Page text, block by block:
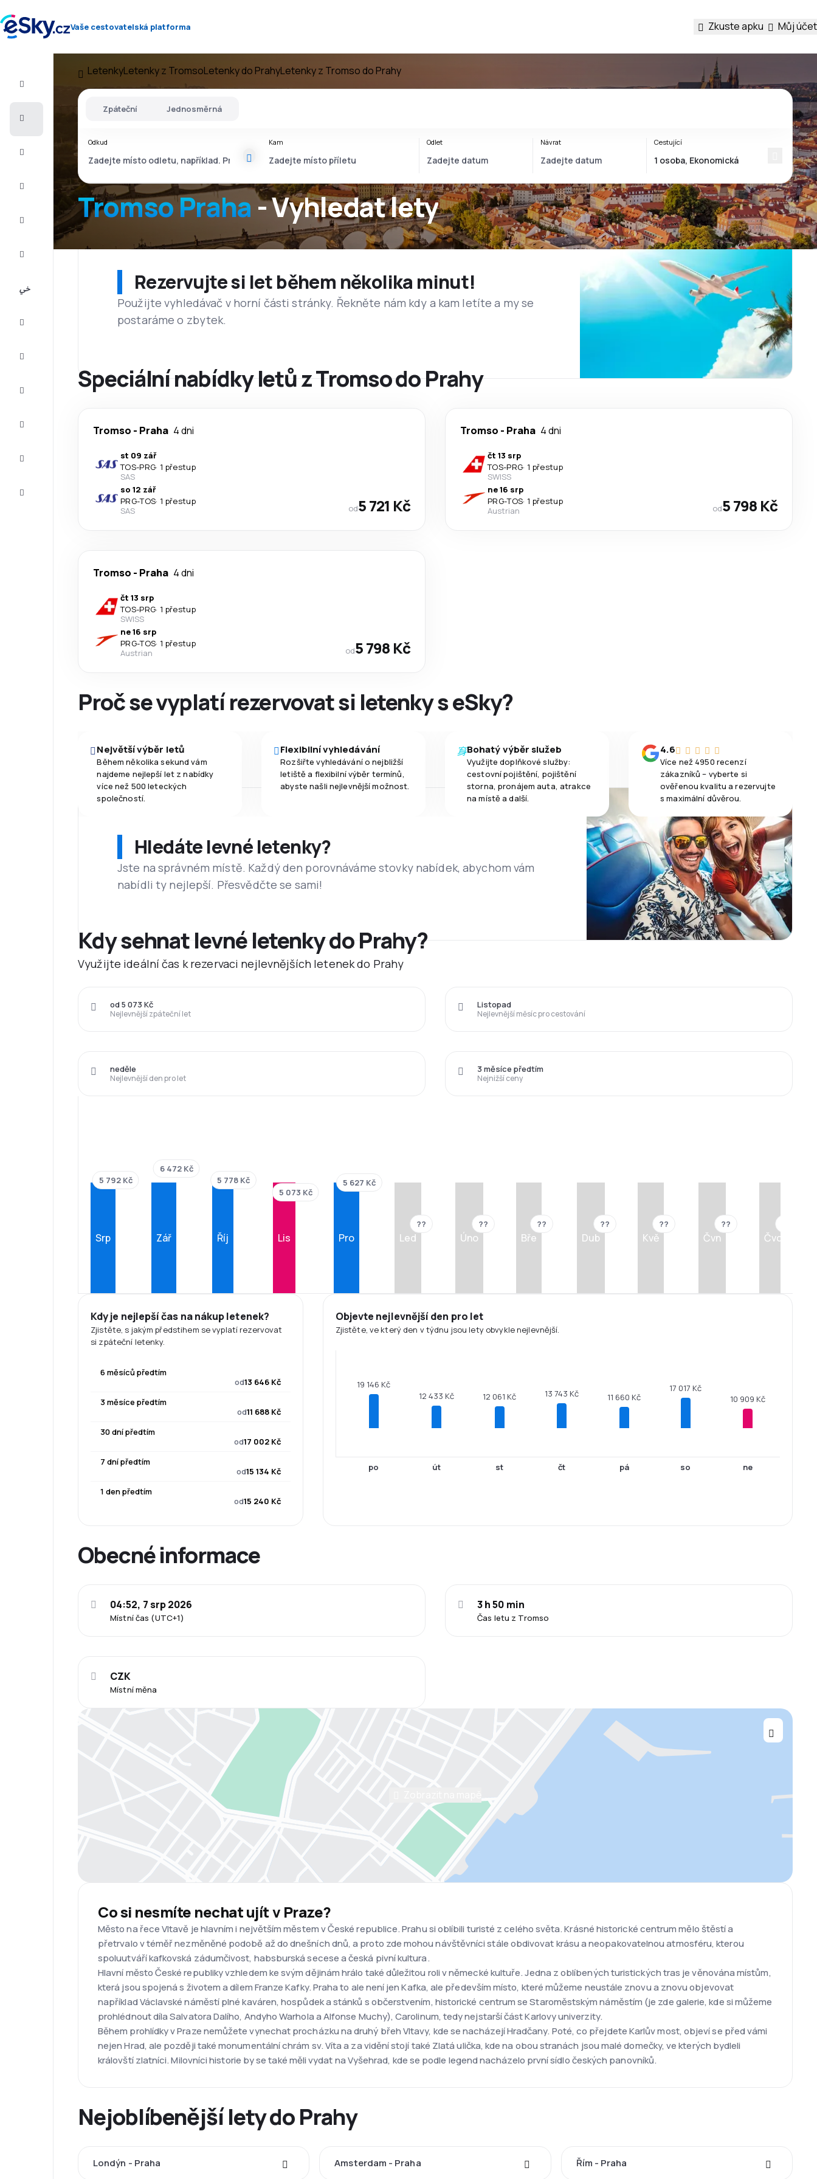
Vaše cestovatelská platforma Zkuste apku Můj účet
2026/27
LetenkyLetenky z TromsoLetenky do PrahyLetenky z Tromso do Prahy
Tromso Praha - Vyhledat lety
Zpáteční Jednosměrná
Odkud Kam Odlet Návrat Cestující
Rezervujte si let během několika minut!
Použijte vyhledávač v horní části stránky. Řekněte nám kdy a kam letíte a my se
postaráme o zbytek.
Speciální nabídky letů z Tromso do Prahy
Tromso - Praha 4 dni
st 09 zář
TOS-PRG· 1 přestup
SAS
so 12 zář
PRG-TOS· 1 přestup
SAS
od5 721 Kč
Tromso - Praha 4 dni
čt 13 srp
TOS-PRG· 1 přestup
SWISS
ne 16 srp
PRG-TOS· 1 přestup
Austrian
od5 798 Kč
Tromso - Praha 4 dni
čt 13 srp
TOS-PRG· 1 přestup
SWISS
ne 16 srp
PRG-TOS· 1 přestup
Austrian
od5 798 Kč
Proč se vyplatí rezervovat si letenky s eSky?
Největší výběr letů
Během několika sekund vám
najdeme nejlepší let z nabídky
více než 500 leteckých
společností.
Flexibilní vyhledávání
Rozšiřte vyhledávání o nejbližší
letiště a flexibilní výběr termínů,
abyste našli nejlevnější možnost.
Bohatý výběr služeb
Využijte doplňkové služby:
cestovní pojištění, pojištění
storna, pronájem auta, atrakce
na místě a další.
4.6
Více než 4950 recenzí
zákazníků – vyberte si
ověřenou kvalitu a rezervujte
s maximální důvěrou.
Hledáte levné letenky?
Jste na správném místě. Každý den porovnáváme stovky nabídek, abychom vám
nabídli ty nejlepší. Přesvědčte se sami!
Kdy sehnat levné letenky do Prahy?
Využijte ideální čas k rezervaci nejlevnějších letenek do Prahy
Nejlevnější zpáteční let
od 5 073 Kč
Nejlevnější měsíc pro cestování
Listopad
Nejlevnější den pro let
neděle
Nejnižší ceny
3 měsíce předtím
Srp
5 792 Kč
Zář
6 472 Kč
Říj
5 778 Kč
Lis
5 073 Kč
Pro
5 627 Kč
Led
??
Úno
??
Bře
??
Dub
??
Kvě
??
Čvn
??
Čvc
Kdy je nejlepší čas na nákup letenek?
Zjistěte, s jakým předstihem se vyplatí rezervovat
si zpáteční letenky.
6 měsíců předtím
od13 646 Kč
3 měsíce předtím
od11 688 Kč
30 dní předtím
od17 002 Kč
7 dní předtím
od15 134 Kč
1 den předtím
od15 240 Kč
Objevte nejlevnější den pro let
Zjistěte, ve který den v týdnu jsou lety obvykle nejlevnější.
19 146 Kč
po
12 433 Kč
út
12 061 Kč
st
13 743 Kč
čt
11 660 Kč
pá
17 017 Kč
so
10 909 Kč
ne
Obecné informace
Místní čas (UTC+1)
04:52, 7 srp 2026
Čas letu z Tromso
3 h 50 min
Místní měna
CZK
Co si nesmíte nechat ujít v Praze?
Město na řece Vltavě je hlavním i největším městem v České republice. Prahu si oblíbili turisté z celého světa. Krásné historické centrum mělo štěstí a
přetrvalo v téměř nezměněné podobě až do dnešních dnů, a proto zde mohou návštěvníci stále obdivovat krásu a neopakovatelnou atmosféru, kterou
spoluutváří kafkovská zádumčivost, habsburská secese a česká pivní kultura.
Hlavní město České republiky vzhledem ke svým dějinám hrálo také důležitou roli v německé kultuře. Jedna z oblíbených turistických tras je věnována místům,
která jsou spojená s životem a dílem Franze Kafky. Praha to ale není jen Kafka, ale především místo, které můžeme neustále znovu a znovu objevovat
například Václavské náměstí plné kaváren, hospůdek a stánků s občerstvením, historické centrum se Staroměstským náměstím (je zde galerie, kde si můžeme
prohlédnout díla Salvatora Dalího, Andyho Warhola a Alfonse Muchy), Carolinum, tedy nejstarší část Karlovy univerzity.
Během prohlídky v Praze nemůžete vynechat procházku na druhý břeh Vltavy, kde se nacházejí Hradčany. Poté, co přejdete Karlův most, objeví se před vámi
nejen Hrad, ale později také monumentální chrám sv. Víta a za vidění stojí také Zlatá ulička, kde na obou stranách jsou malé domečky, ve kterých bydleli
královští zlatníci. Milovníci historie by se také měli vydat na Vyšehrad, kde se podle legend nacházelo první sídlo českých panovníků.
Nejoblíbenější lety do Prahy
Londýn - Praha Amsterdam - Praha Řím - Praha